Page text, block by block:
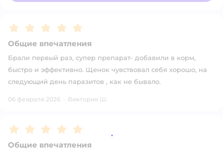
Рейтинг:5
Общие впечатления
Брали первый раз, супер препарат- добавили в корм,
быстро и эффективно. Щенок чувствовал себя хорошо, на
следующий день паразитов , как не бывало.
06 февраля 2026 · Виктория Ш.
Рейтинг:5
Общие впечатления